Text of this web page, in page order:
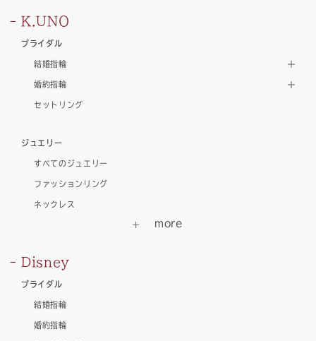
K.UNO
ブライダル
結婚指輪
婚約指輪
セットリング
ジュエリー
すべてのジュエリー
ファッションリング
ネックレス
Disney
ブライダル
結婚指輪
婚約指輪